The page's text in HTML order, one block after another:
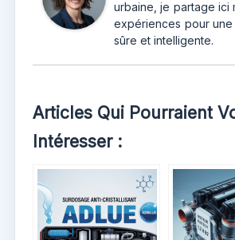
urbaine, je partage ici
expériences pour une
sûre et intelligente.
Articles Qui Pourraient
Intéresser :